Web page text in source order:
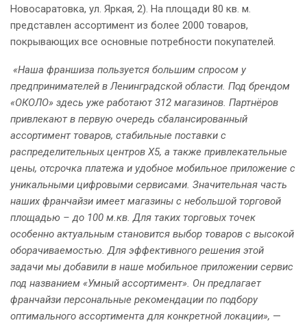
Новосаратовка, ул. Яркая, 2). На площади 80 кв. м.
представлен ассортимент из более 2000 товаров,
покрывающих все основные потребности покупателей.
«Наша франшиза пользуется большим спросом у
предпринимателей в Ленинградской области. Под брендом
«ОКОЛО» здесь уже работают 312 магазинов. Партнёров
привлекают в первую очередь сбалансированный
ассортимент товаров, стабильные поставки с
распределительных центров Х5, а также привлекательные
цены, отсрочка платежа и удобное мобильное приложение с
уникальными цифровыми сервисами. Значительная часть
наших франчайзи имеет магазины с небольшой торговой
площадью – до 100 м.кв. Для таких торговых точек
особенно актуальным становится выбор товаров с высокой
оборачиваемостью. Для эффективного решения этой
задачи мы добавили в наше мобильное приложении сервис
под названием «Умный ассортимент». Он предлагает
франчайзи персональные рекомендации по подбору
оптимального ассортимента для конкретной локации», —